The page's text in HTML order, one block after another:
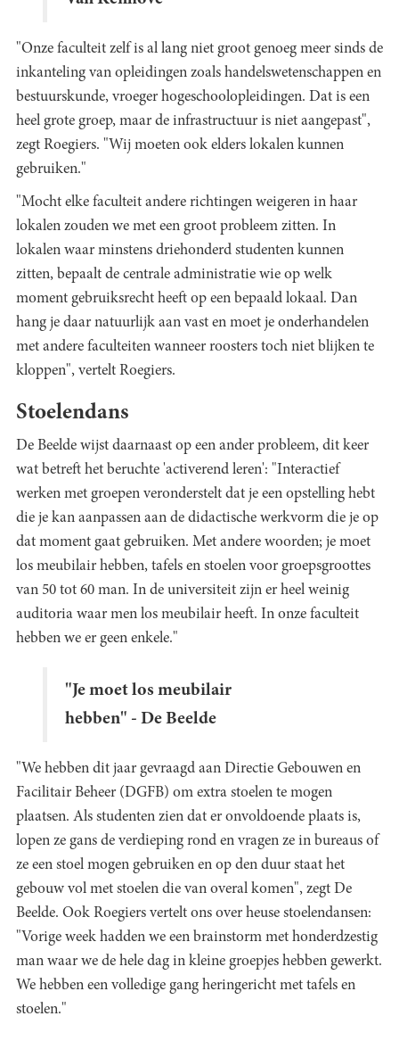
"Onze faculteit zelf is al lang niet groot genoeg meer sinds de
inkanteling van opleidingen zoals handelswetenschappen en
bestuurskunde, vroeger hogeschoolopleidingen. Dat is een
heel grote groep, maar de infrastructuur is niet aangepast",
zegt Roegiers. "Wij moeten ook elders lokalen kunnen
gebruiken."
"Mocht elke faculteit andere richtingen weigeren in haar
lokalen zouden we met een groot probleem zitten. In
lokalen waar minstens driehonderd studenten kunnen
zitten, bepaalt de centrale administratie wie op welk
moment gebruiksrecht heeft op een bepaald lokaal. Dan
hang je daar natuurlijk aan vast en moet je onderhandelen
met andere faculteiten wanneer roosters toch niet blijken te
kloppen", vertelt Roegiers.
Stoelendans
De Beelde wijst daarnaast op een ander probleem, dit keer
wat betreft het beruchte 'activerend leren': "Interactief
werken met groepen veronderstelt dat je een opstelling hebt
die je kan aanpassen aan de didactische werkvorm die je op
dat moment gaat gebruiken. Met andere woorden; je moet
los meubilair hebben, tafels en stoelen voor groepsgroottes
van 50 tot 60 man. In de universiteit zijn er heel weinig
auditoria waar men los meubilair heeft. In onze faculteit
hebben we er geen enkele."
"Je moet los meubilair
hebben" - De Beelde
"We hebben dit jaar gevraagd aan Directie Gebouwen en
Facilitair Beheer (DGFB) om extra stoelen te mogen
plaatsen. Als studenten zien dat er onvoldoende plaats is,
lopen ze gans de verdieping rond en vragen ze in bureaus of
ze een stoel mogen gebruiken en op den duur staat het
gebouw vol met stoelen die van overal komen", zegt De
Beelde. Ook Roegiers vertelt ons over heuse stoelendansen:
"Vorige week hadden we een brainstorm met honderdzestig
man waar we de hele dag in kleine groepjes hebben gewerkt.
We hebben een volledige gang heringericht met tafels en
stoelen."